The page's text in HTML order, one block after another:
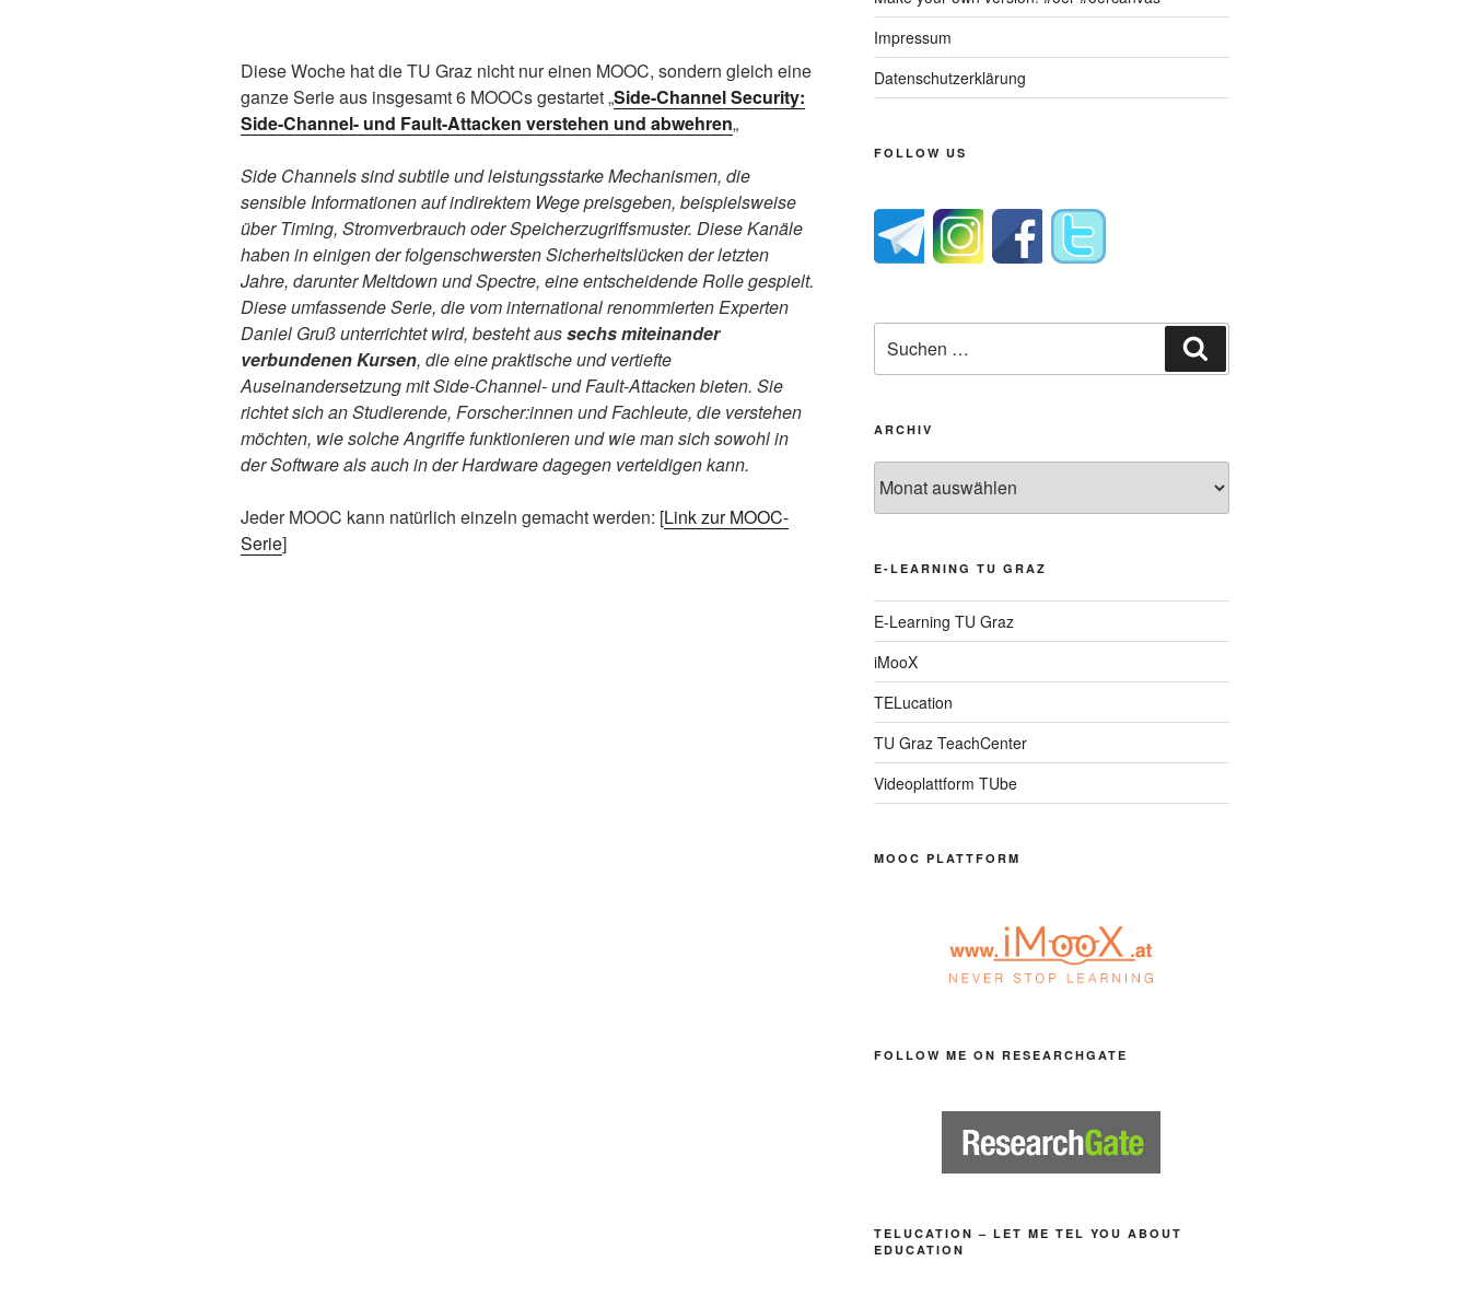
Diese Woche hat die TU Graz nicht nur einen MOOC, sondern gleich eine
ganze Serie aus insgesamt 6 MOOCs gestartet „Side-Channel Security:
Side-Channel- und Fault-Attacken verstehen und abwehren„
Side Channels sind subtile und leistungsstarke Mechanismen, die
sensible Informationen auf indirektem Wege preisgeben, beispielsweise
über Timing, Stromverbrauch oder Speicherzugriffsmuster. Diese Kanäle
haben in einigen der folgenschwersten Sicherheitslücken der letzten
Jahre, darunter Meltdown und Spectre, eine entscheidende Rolle gespielt.
Diese umfassende Serie, die vom international renommierten Experten
Daniel Gruß unterrichtet wird, besteht aussechs miteinander
verbundenen Kursen, die eine praktische und vertiefte
Auseinandersetzung mit Side-Channel- und Fault-Attacken bieten. Sie
richtet sich an Studierende, Forscher:innen und Fachleute, die verstehen
möchten, wie solche Angriffe funktionieren und wie man sich sowohl in
der Software als auch in der Hardware dagegen verteidigen kann.
Jeder MOOC kann natürlich einzeln gemacht werden: [Link zur MOOC-
Serie]
Impressum
Datenschutzerklärung
FOLLOW US
nach:
ARCHIV
E-LEARNING TU GRAZ
E-Learning TU Graz
iMooX
TELucation
TU Graz TeachCenter
Videoplattform TUbe
MOOC PLATTFORM
FOLLOW ME ON RESEARCHGATE
TELUCATION – LET ME TEL YOU ABOUT
EDUCATION